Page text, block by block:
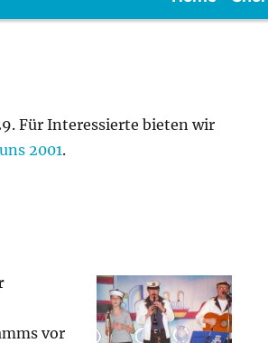
Für Interessierte bieten wir
2001.
vor